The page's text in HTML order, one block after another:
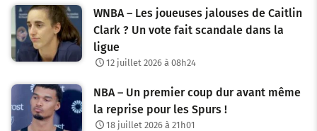
WNBA – Les joueuses jalouses de Caitlin
Clark ? Un vote fait scandale dans la
ligue
12 juillet 2026 à 08h24
NBA – Un premier coup dur avant même
la reprise pour les Spurs !
18 juillet 2026 à 21h01